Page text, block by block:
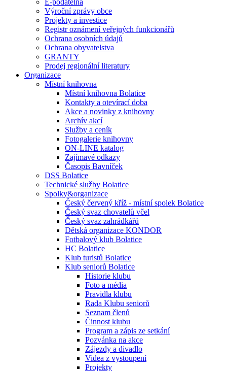
E-podatelna
Výroční zprávy obce
Projekty a investice
Registr oznámení veřejných funkcionářů
Ochrana osobních údajů
Ochrana obyvatelstva
GRANTY
Prodej regionální literatury
Organizace
Místní knihovna
Místní knihovna Bolatice
Kontakty a otevírací doba
Akce a novinky z knihovny
Archív akcí
Služby a ceník
Fotogalerie knihovny
ON-LINE katalog
Zajímavé odkazy
Časopis Bavníček
DSS Bolatice
Technické služby Bolatice
Spolky&organizace
Český červený kříž - místní spolek Bolatice
Český svaz chovatelů včel
Český svaz zahrádkářů
Dětská organizace KONDOR
Fotbalový klub Bolatice
HC Bolatice
Klub turistů Bolatice
Klub seniorů Bolatice
Historie klubu
Foto a média
Pravidla klubu
Rada Klubu seniorů
Seznam členů
Činnost klubu
Program a zápis ze setkání
Pozvánka na akce
Zájezdy a divadlo
Videa z vystoupení
Projekty